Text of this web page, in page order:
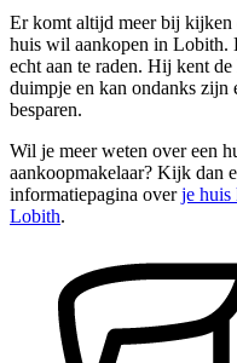
Er komt altijd meer bij kijken
huis wil aankopen in Lobith.
echt aan te raden. Hij kent
duimpje en kan ondanks zijn
besparen.
Wil je meer weten over een
aankoopmakelaar? Kijk dan
informatiepagina overje huis
Lobith.